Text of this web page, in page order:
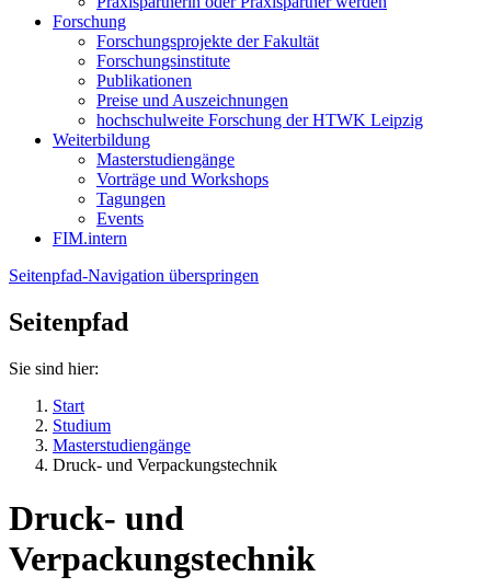
Forschung
Forschungsprojekte der Fakultät
Forschungsinstitute
Publikationen
Preise und Auszeichnungen
hochschulweite Forschung der HTWK Leipzig
Weiterbildung
Masterstudiengänge
Vorträge und Workshops
Tagungen
Events
FIM.intern
Seitenpfad-Navigation überspringen
Seitenpfad
Sie sind hier:
Start
Studium
Masterstudiengänge
Druck- und Verpackungstechnik
Druck- und
Verpackungstechnik